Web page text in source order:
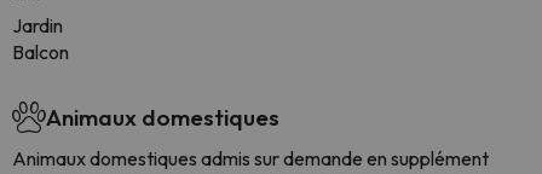
Jardin
Balcon
Animaux domestiques
Animaux domestiques admis sur demande en supplément